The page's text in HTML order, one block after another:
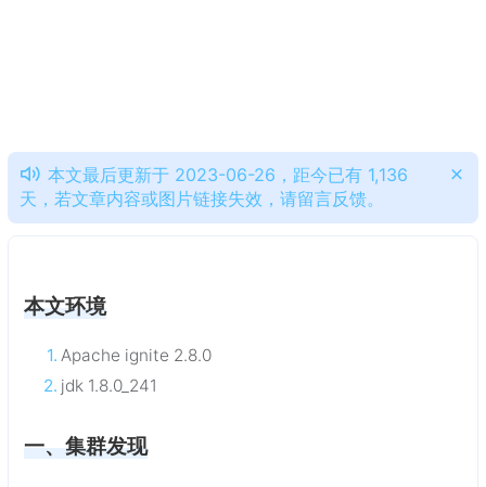
本文最后更新于 2023-06-26，距今已有 1,136
天，若文章内容或图片链接失效，请留言反馈。
本文环境
Apache ignite 2.8.0
jdk 1.8.0_241
一、集群发现